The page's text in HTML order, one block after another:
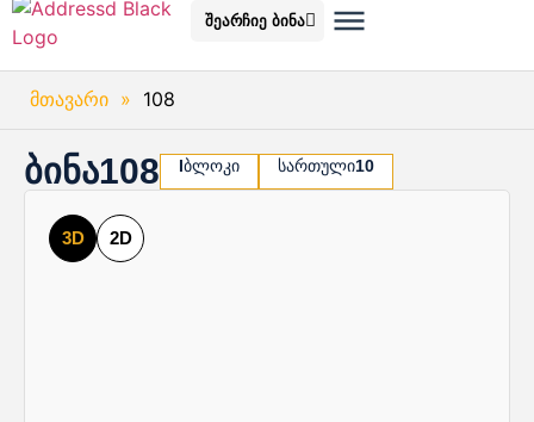
შეარჩიე ბინა
მთავარი » 108
ბინა108 Iბლოკი სართული10
3D 2D